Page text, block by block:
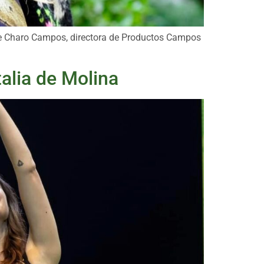
Campos, directora de Productos Campos
de Molina